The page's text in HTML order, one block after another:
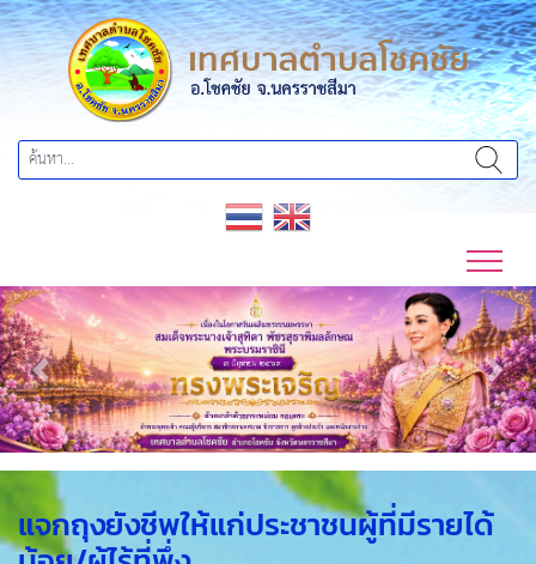
Previous Next
แจกถุงยังชีพให้แก่ประชาชนผู้ที่มีรายได้